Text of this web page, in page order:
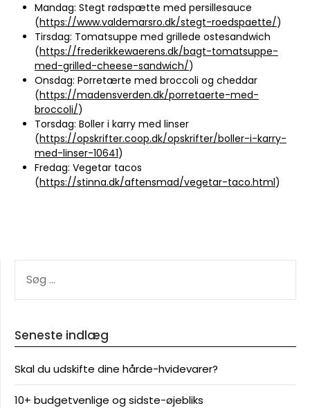
Mandag: Stegt rødspætte med persillesauce
(https://www.valdemarsro.dk/stegt-roedspaette/)
Tirsdag: Tomatsuppe med grillede ostesandwich
(https://frederikkewaerens.dk/bagt-tomatsuppe-
med-grilled-cheese-sandwich/)
Onsdag: Porretærte med broccoli og cheddar
(https://madensverden.dk/porretaerte-med-
broccoli/)
Torsdag: Boller i karry med linser
(https://opskrifter.coop.dk/opskrifter/boller-i-karry-
med-linser-10641)
Fredag: Vegetar tacos
(https://stinna.dk/aftensmad/vegetar-taco.html)
EFTER:
Seneste indlæg
Skal du udskifte dine hårde-hvidevarer?
10+ budgetvenlige og sidste-øjebliks